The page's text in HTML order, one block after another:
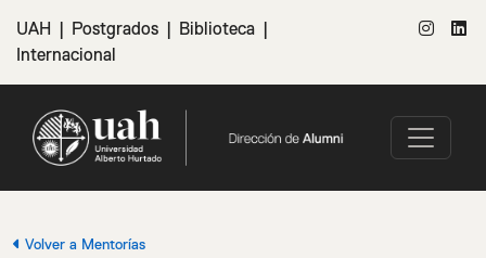
UAH Postgrados Biblioteca
Internacional
Volver a Mentorías